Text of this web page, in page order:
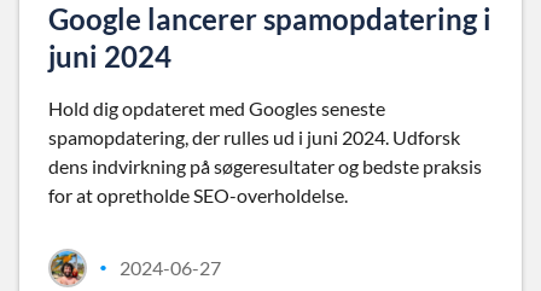
Google lancerer spamopdatering i
juni 2024
Hold dig opdateret med Googles seneste
spamopdatering, der rulles ud i juni 2024. Udforsk
dens indvirkning på søgeresultater og bedste praksis
for at opretholde SEO-overholdelse.
• 2024-06-27